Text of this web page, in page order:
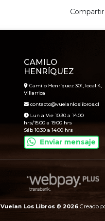
Compartir
CAMILO
HENRÍQUEZ
Camilo Henríquez 301, local 4,
Villarrica
contacto@vuelanloslibros.cl
Lun a Vie 10.30 a 14.00
hrs/15.00 a 19.00 hrs
Sáb 10.30 a 14.00 hrs
Enviar mensaje
Vuelan Los Libros © 2026 Creado